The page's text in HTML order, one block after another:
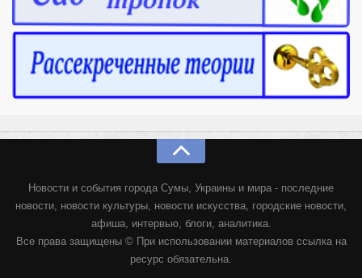
Новости и события города Сумы, Украины и мира - последние
новости, новости культуры, новости искусства, городские новости,
афиша, интервью, блоги, аналитика.
Все права защищены © При использовании материалов ссылка на
ресурс обязательна.